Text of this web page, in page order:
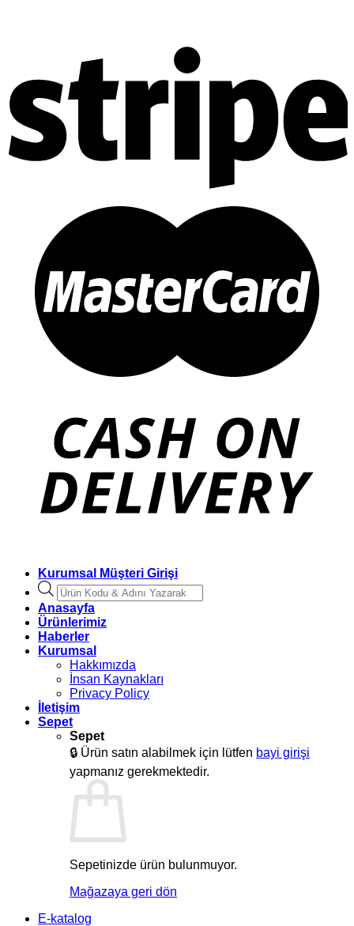
Kurumsal Müşteri Girişi
Products
search
Anasayfa
Ürünlerimiz
Haberler
Kurumsal
Hakkımızda
İnsan Kaynakları
Privacy Policy
İletişim
Sepet
Sepet
🔒 Ürün satın alabilmek için lütfen bayi girişi
yapmanız gerekmektedir.
Sepetinizde ürün bulunmuyor.
Mağazaya geri dön
E-katalog